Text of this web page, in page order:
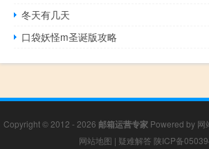
冬天有几天
口袋妖怪m圣诞版攻略
Copyright © 2012 - 2026 邮箱运营专家Powered by 网
网站地图 | 疑难解答 陕ICP备